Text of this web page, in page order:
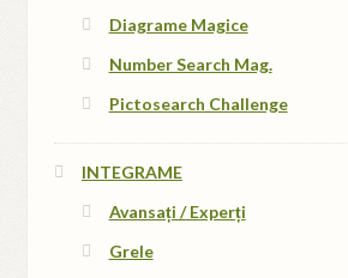
Diagrame Magice
Number Search Mag.
Pictosearch Challenge
INTEGRAME
Avansați / Experți
Grele